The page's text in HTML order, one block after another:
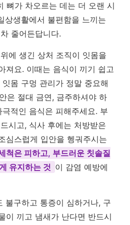
뼈가 차오르는 데는 더 오랜 시
상생활에서 불편함을 느끼는
줄어든답니다.
에 생긴 상처 조직이 잇몸을
져요. 이때는 음식이 끼기 쉽고
몸 구멍 관리가 정말 중요해
은 절대 금연, 금주하셔야 하
적인 음식은 피해주세요. 부
시고, 식사 후에는 처방받은
심스럽게 입안을 헹궈주시는
척은 피하고, 부드러운 칫솔질
유지하는 것 이 감염 예방에
불구하고 통증이 심하거나, 구
이 끼고 냄새가 난다면 반드시